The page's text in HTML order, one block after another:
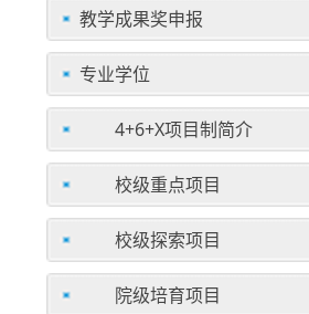
教学成果奖申报
专业学位
4+6+X项目制简介
校级重点项目
校级探索项目
院级培育项目